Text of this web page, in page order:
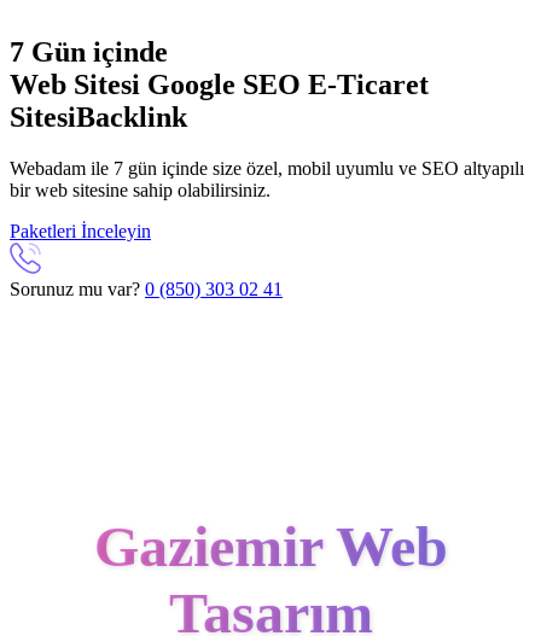
7 Gün içinde
Web Sitesi Google SEO E-Ticaret
SitesiBacklink
Webadam ile 7 gün içinde size özel, mobil uyumlu ve SEO altyapılı
bir web sitesine sahip olabilirsiniz.
Paketleri İnceleyin
Sorunuz mu var? 0 (850) 303 02 41
Gaziemir Web
Tasarım